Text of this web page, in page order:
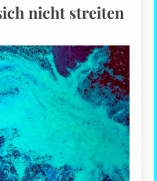
nicht streiten